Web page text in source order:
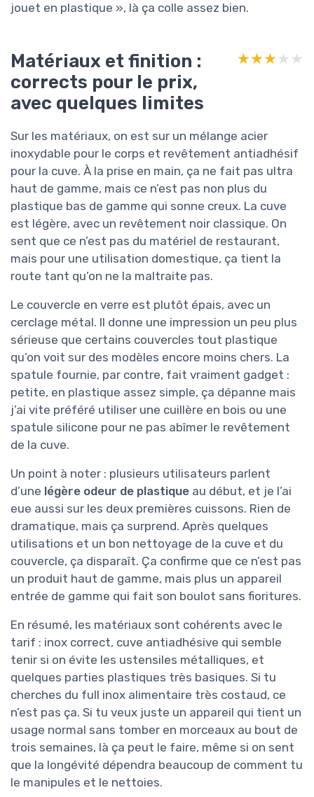
jouet en plastique », là ça colle assez bien.
Matériaux et finition :
corrects pour le prix,
avec quelques limites
★★★★★
★★★★★
Sur les matériaux, on est sur un mélange acier
inoxydable pour le corps et revêtement antiadhésif
pour la cuve. À la prise en main, ça ne fait pas ultra
haut de gamme, mais ce n’est pas non plus du
plastique bas de gamme qui sonne creux. La cuve
est légère, avec un revêtement noir classique. On
sent que ce n’est pas du matériel de restaurant,
mais pour une utilisation domestique, ça tient la
route tant qu’on ne la maltraite pas.
Le couvercle en verre est plutôt épais, avec un
cerclage métal. Il donne une impression un peu plus
sérieuse que certains couvercles tout plastique
qu’on voit sur des modèles encore moins chers. La
spatule fournie, par contre, fait vraiment gadget :
petite, en plastique assez simple, ça dépanne mais
j’ai vite préféré utiliser une cuillère en bois ou une
spatule silicone pour ne pas abîmer le revêtement
de la cuve.
Un point à noter : plusieurs utilisateurs parlent
d’une légère odeur de plastique au début, et je l’ai
eue aussi sur les deux premières cuissons. Rien de
dramatique, mais ça surprend. Après quelques
utilisations et un bon nettoyage de la cuve et du
couvercle, ça disparaît. Ça confirme que ce n’est pas
un produit haut de gamme, mais plus un appareil
entrée de gamme qui fait son boulot sans fioritures.
En résumé, les matériaux sont cohérents avec le
tarif : inox correct, cuve antiadhésive qui semble
tenir si on évite les ustensiles métalliques, et
quelques parties plastiques très basiques. Si tu
cherches du full inox alimentaire très costaud, ce
n’est pas ça. Si tu veux juste un appareil qui tient un
usage normal sans tomber en morceaux au bout de
trois semaines, là ça peut le faire, même si on sent
que la longévité dépendra beaucoup de comment tu
le manipules et le nettoies.